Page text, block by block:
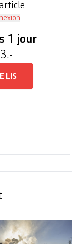
1 jour
3.-
LIS